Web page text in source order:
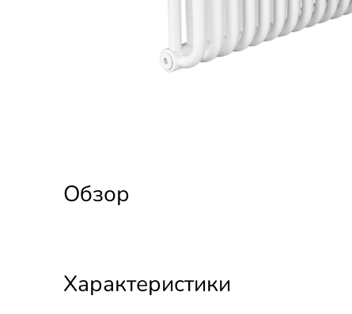
Обзор
Характеристики